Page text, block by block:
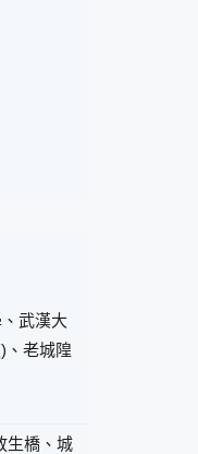
武漢大
、老城隍
生橋、城